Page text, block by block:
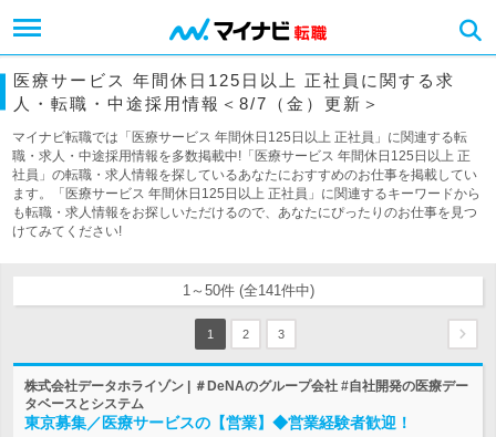
医療サービス 年間休日125日以上 正社員に関する求
人・転職・中途採用情報＜8/7（金）更新＞
マイナビ転職では「医療サービス 年間休日125日以上 正社員」に関連する転
職・求人・中途採用情報を多数掲載中!「医療サービス 年間休日125日以上 正
社員」の転職・求人情報を探しているあなたにおすすめのお仕事を掲載してい
ます。「医療サービス 年間休日125日以上 正社員」に関連するキーワードから
も転職・求人情報をお探しいただけるので、あなたにぴったりのお仕事を見つ
けてみてください!
1～50件 (全141件中)
1 2 3
株式会社データホライゾン | ＃DeNAのグループ会社 #自社開発の医療デー
タベースとシステム
東京募集／医療サービスの【営業】◆営業経験者歓迎！